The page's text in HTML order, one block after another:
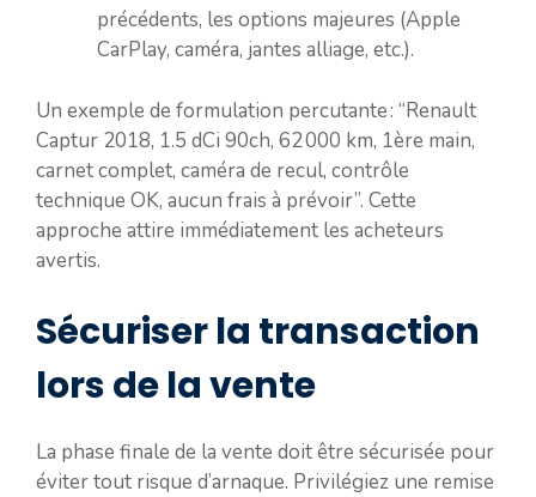
précédents, les options majeures (Apple
CarPlay, caméra, jantes alliage, etc.).
Un exemple de formulation percutante : “Renault
Captur 2018, 1.5 dCi 90ch, 62 000 km, 1ère main,
carnet complet, caméra de recul, contrôle
technique OK, aucun frais à prévoir”. Cette
approche attire immédiatement les acheteurs
avertis.
Sécuriser la transaction
lors de la vente
La phase finale de la vente doit être sécurisée pour
éviter tout risque d’arnaque. Privilégiez une remise